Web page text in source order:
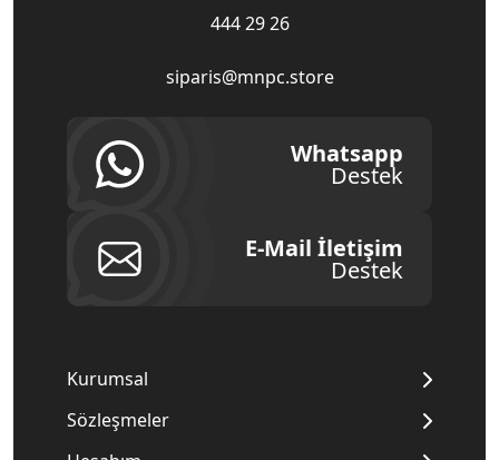
444 29 26
siparis@mnpc.store
Whatsapp
Destek
E-Mail İletişim
Destek
Kurumsal
Sözleşmeler